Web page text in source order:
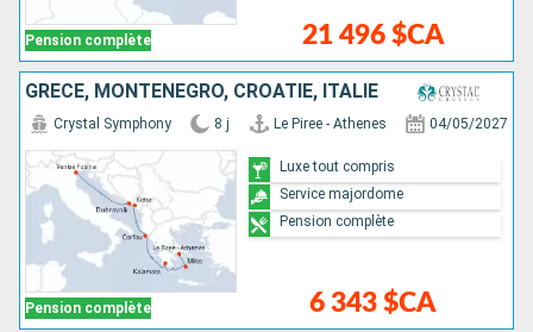
Pension complète 21 496 $CA
GRÈCE, MONTÉNÉGRO, CROATIE, ITALIE
Pension complète
Crystal Symphony 8 j Le Piree - Athenes 04/05/2027
6 343 $CA
Luxe tout compris
Service majordome
Pension complète